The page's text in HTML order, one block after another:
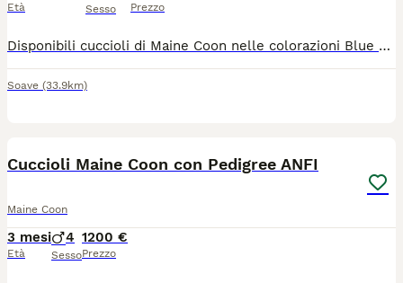
Età Sesso Prezzo
Disponibili cuccioli di Maine Coon nelle colorazioni Blue e black silver e smoke, nati il 16/06/2026 disponibili dalla metà di settembre. Proveniente dall'allevamento amatoriale Rock's Spirit, i cuccioli vengono ceduti con: . Pedigree WCF . Ciclo vaccinale completo e sverminazioni effettuate . Genitori testati con esito N/N sia per i test genetici che per l'ecocardiogramma. . Kit cuccioli Dolcissimi ed abituati al contesto domestico. Per informazioni, foto e dettagli sui costi, contattami in privato.
Soave (33.9km)
Cuccioli Maine Coon con Pedigree ANFI
Maine Coon
3 mesi
Età
4
Sesso
1200 €
Prezzo